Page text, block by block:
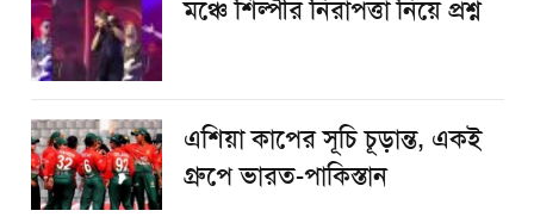
​মঞ্চে শিল্পীর নিরাপত্তা নিয়ে প্রশ্ন
এশিয়া কাপের সূচি চূড়ান্ত, একই
গ্রুপে ভারত-পাকিস্তান